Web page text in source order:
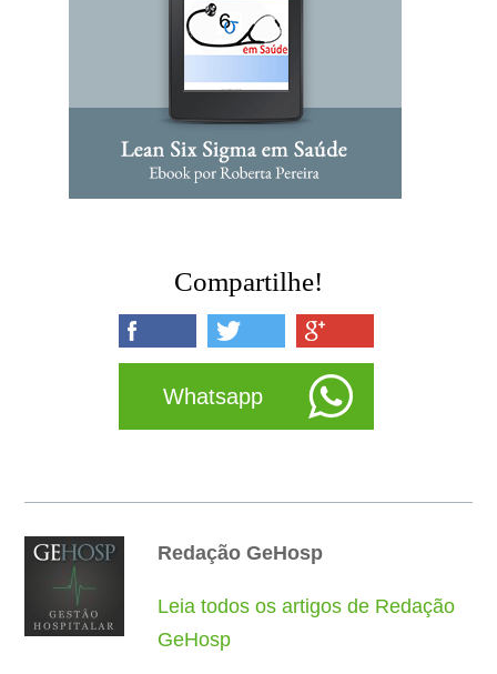
Compartilhe!
Whatsapp
Redação GeHosp
Leia todos os artigos de Redação
GeHosp